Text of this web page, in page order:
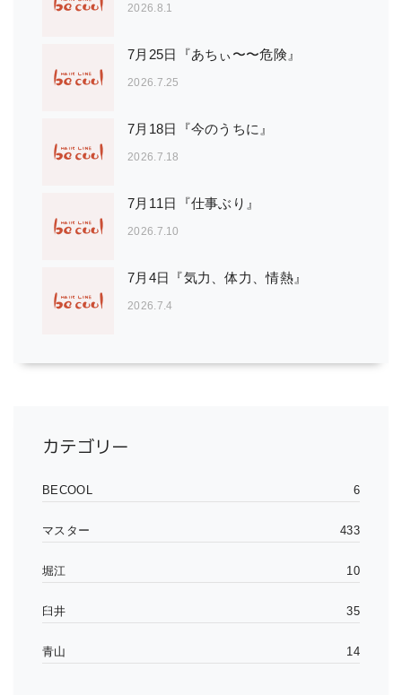
2026.8.1
7月25日『あちぃ〜〜危険』
2026.7.25
7月18日『今のうちに』
2026.7.18
7月11日『仕事ぶり』
2026.7.10
7月4日『気力、体力、情熱』
2026.7.4
カテゴリー
BECOOL 6
マスター 433
堀江 10
臼井 35
青山 14